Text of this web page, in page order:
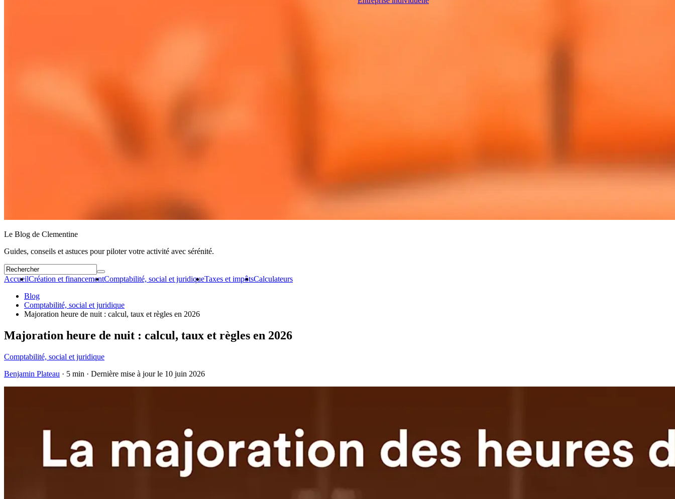
Le Blog de Clementine
Guides, conseils et astuces pour piloter votre activité avec sérénité.
AccueilCréation et financementComptabilité, social et juridiqueTaxes et impôtsCalculateurs
Blog
Comptabilité, social et juridique
Majoration heure de nuit : calcul, taux et règles en 2026
Majoration heure de nuit : calcul, taux et règles en 2026
Comptabilité, social et juridique
Benjamin Plateau · 5 min · Dernière mise à jour le 10 juin 2026